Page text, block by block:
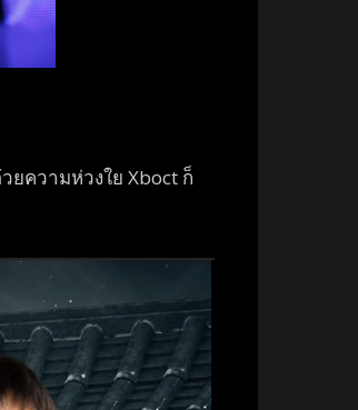
ยความห่วงใย Xboct ก็